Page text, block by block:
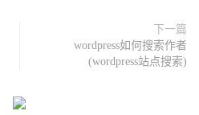
下一篇
wordpress如何搜索作者
(wordpress站点搜索)